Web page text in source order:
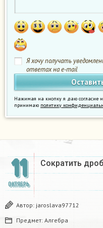
Я хочу получать
ответах на e-mail
Нажимая на кнопку я даю согласие
принимаю политику
11
ОКТЯБРЬ
Сократить
Автор: jaroslava97712
Предмет: Алгебра